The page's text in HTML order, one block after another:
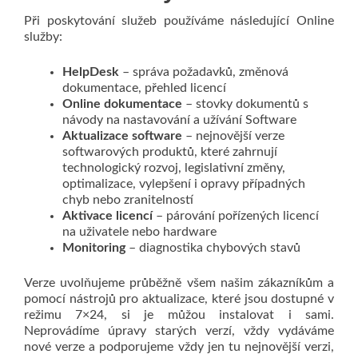
Při poskytování služeb používáme následující Online
služby:
HelpDesk – správa požadavků, změnová
dokumentace, přehled licencí
Online dokumentace – stovky dokumentů s
návody na nastavování a užívání Software
Aktualizace software – nejnovější verze
softwarových produktů, které zahrnují
technologický rozvoj, legislativní změny,
optimalizace, vylepšení i opravy případných
chyb nebo zranitelností
Aktivace licencí– párování pořízených licencí
na uživatele nebo hardware
Monitoring – diagnostika chybových stavů
Verze uvolňujeme průběžně všem našim zákazníkům a
pomocí nástrojů pro aktualizace, které jsou dostupné v
režimu 7×24, si je můžou instalovat i sami.
Neprovádíme úpravy starých verzí, vždy vydáváme
nové verze a podporujeme vždy jen tu nejnovější verzi,